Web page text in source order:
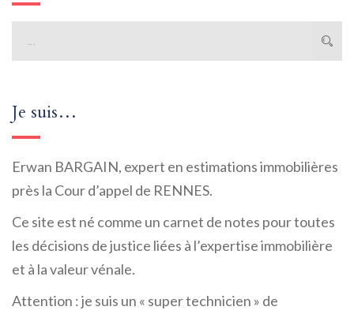
Je suis…
Erwan BARGAIN, expert en estimations immobilières
près la Cour d’appel de RENNES.
Ce site est né comme un carnet de notes pour toutes
les décisions de justice liées à l’expertise immobilière
et à la valeur vénale.
Attention : je suis un « super technicien » de